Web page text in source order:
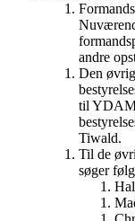
andre
Den
til
Tiwald.
Til de
søger